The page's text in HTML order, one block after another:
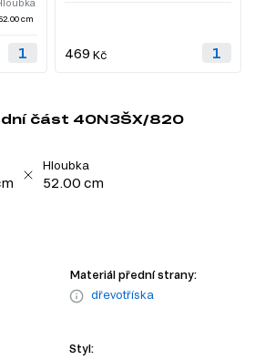
cm
469 Kč
část 40N3ŠX/820
Hloubka
52.00 cm
Materiál přední strany:
dřevotříska
Styl: